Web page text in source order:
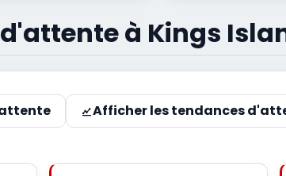
à Kings
Afficher les tendances